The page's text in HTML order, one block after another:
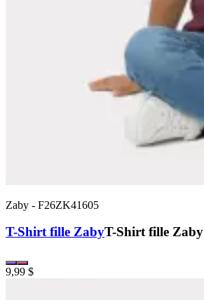
Zaby - F26ZK41605
T-Shirt fille ZabyT-Shirt fille Zaby
9,99 $